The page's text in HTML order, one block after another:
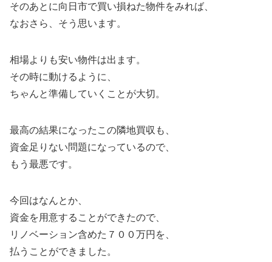
そのあとに向日市で買い損ねた物件をみれば、
なおさら、そう思います。
相場よりも安い物件は出ます。
その時に動けるように、
ちゃんと準備していくことが大切。
最高の結果になったこの隣地買収も、
資金足りない問題になっているので、
もう最悪です。
今回はなんとか、
資金を用意することができたので、
リノベーション含めた７００万円を、
払うことができました。